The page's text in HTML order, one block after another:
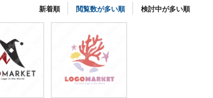
新着順 閲覧数が多い順 検討中が多い順